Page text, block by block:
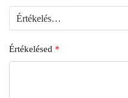
Értékelésed *